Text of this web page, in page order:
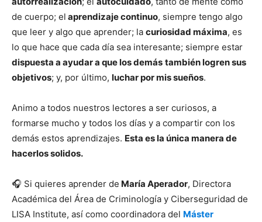
de cuerpo; el aprendizaje continuo, siempre tengo algo
que leer y algo que aprender; la curiosidad máxima, es
lo que hace que cada día sea interesante; siempre estar
dispuesta a ayudar a que los demás también logren sus
objetivos; y, por último, luchar por mis sueños.
Animo a todos nuestros lectores a ser curiosos, a
formarse mucho y todos los días y a compartir con los
demás estos aprendizajes. Esta es la única manera de
hacerlos solidos.
🎧 Si quieres aprender de María Aperador, Directora
Académica del Área de Criminología y Ciberseguridad de
LISA Institute, así como coordinadora del Máster